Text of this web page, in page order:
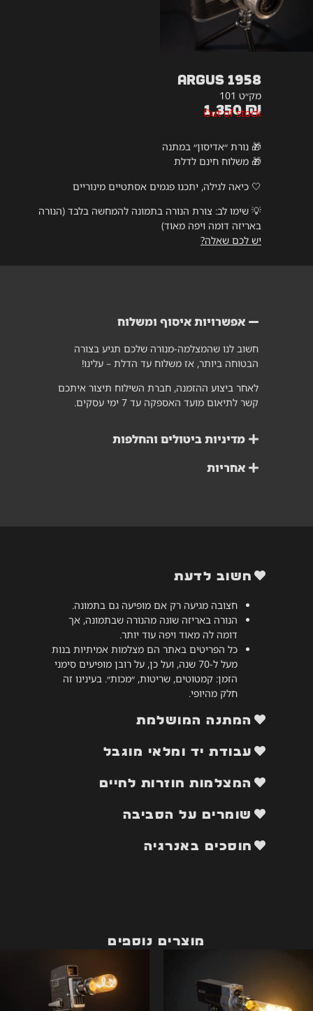
Argus 1958
מק״ט 101
1,350₪
Out of stock
🎁 נורת ״אדיסון״ במתנה
🎁 משלוח חינם לדלת
🤍 כיאה לגילה, יתכנו פגמים אסתטיים מינוריים
💡 שימו לב: צורת הנורה בתמונה להמחשה בלבד (הנורה
באריזה דומה ויפה מאוד)
יש לכם שאלה?
חשוב לדעת
חצובה מגיעה רק אם מופיעה גם בתמונה.
הנורה באריזה שונה מהנורה שבתמונה, אך
דומה לה מאוד ויפה עוד יותר.
כל הפריטים באתר הם מצלמות אמיתיות בנות
מעל ל-70 שנה, ועל כן, על רובן מופיעים סימני
הזמן: קמטוטים, שריטות, ״מכות״. בעינינו זה
חלק מהיופי.
המתנה המושלמת
עבודת יד ומלאי מוגבל
המצלמות חוזרות לחיים
שומרים על הסביבה
חוסכים באנרגיה
אפשרויות איסוף ומשלוח
חשוב לנו שהמצלמה-מנורה שלכם תגיע בצורה
הבטוחה ביותר, אז משלוח עד הדלת – עלינו!
לאחר ביצוע ההזמנה, חברת השילוח תיצור איתכם
קשר לתיאום מועד האספקה עד 7 ימי עסקים.
מדיניות ביטולים והחלפות
אחריות
מוצרים נוספים